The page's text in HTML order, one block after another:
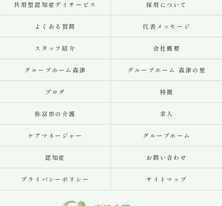
共用型認知症デイサービス 採用について
よくある質問 代表メッセージ
スタッフ紹介 会社概要
グループホーム森津 グループホーム 森津の里
ブログ 特徴
弥富市の介護 求人
ケアマネージャー グループホーム
認知症 お問い合わせ
プライバシーポリシー サイトマップ